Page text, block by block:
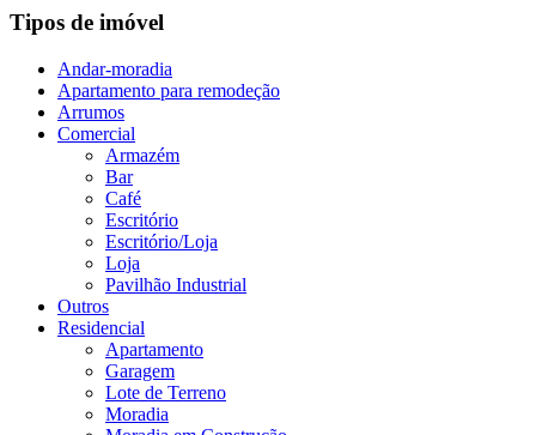
Tipos de imóvel
Andar-moradia
Apartamento para remodeção
Arrumos
Comercial
Armazém
Bar
Café
Escritório
Escritório/Loja
Loja
Pavilhão Industrial
Outros
Residencial
Apartamento
Garagem
Lote de Terreno
Moradia